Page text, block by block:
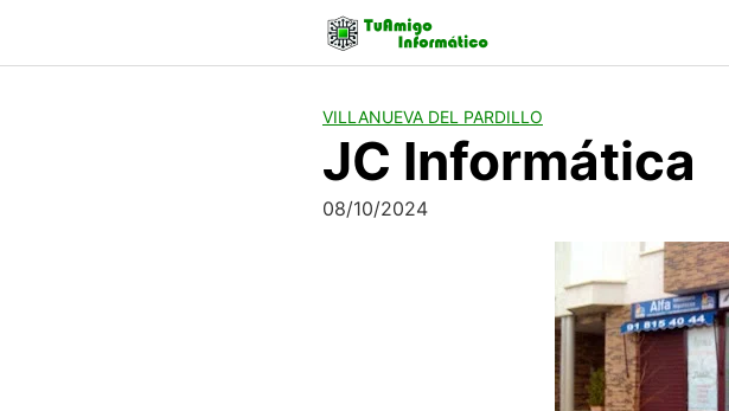
content
VILLANUEVA DEL PARDILLO
JC Informática
08/10/2024